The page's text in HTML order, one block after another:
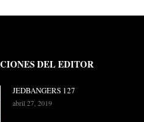
DEL EDITOR
JEDBANGERS 127
abril 27, 2019